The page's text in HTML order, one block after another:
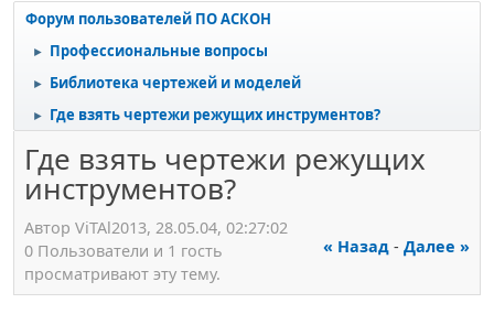
Форум пользователей ПО АСКОН
► Профессиональные вопросы
► Библиотека чертежей и моделей
► Где взять чертежи режущих инструментов?
Где взять чертежи режущих
инструментов?
Автор ViТАl2013, 28.05.04, 02:27:02
« Назад - Далее »
0 Пользователи и 1 гость
просматривают эту тему.